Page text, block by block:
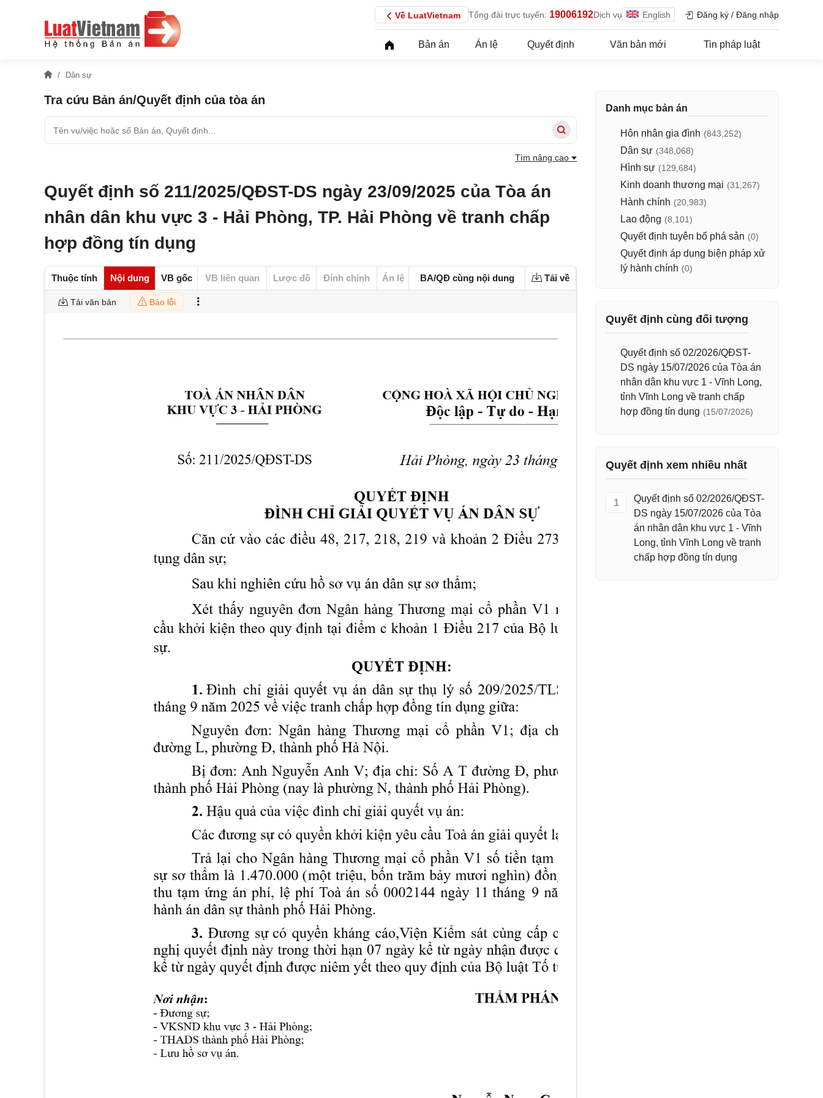
Về LuatVietnam Tổng đài trực tuyến: 19006192Dịch vụ English Đăng ký / Đăng nhập
Bản án Án lệ Quyết định Văn bản mới Tin pháp luật
Dân sự
Tra cứu Bản án/Quyết định của tòa án
Tìm nâng cao
Quyết định số 211/2025/QĐST-DS ngày 23/09/2025 của Tòa án
nhân dân khu vực 3 - Hải Phòng, TP. Hải Phòng về tranh chấp
hợp đồng tín dụng
Thuộc tính Nội dung VB gốc VB liên quan Lược đồ Đính chính Án lệ BA/QĐ cùng nội dung Tải về
Tải văn bản Báo lỗi
Danh mục bản án
Hôn nhân gia đình (843,252)
Dân sự (348,068)
Hình sự (129,684)
Kinh doanh thương mại (31,267)
Hành chính (20,983)
Lao động (8,101)
Quyết định tuyên bố phá sản (0)
Quyết định áp dụng biện pháp xử
lý hành chính (0)
Quyết định cùng đối tượng
Quyết định số 02/2026/QĐST-
DS ngày 15/07/2026 của Tòa án
nhân dân khu vực 1 - Vĩnh Long,
tỉnh Vĩnh Long về tranh chấp
hợp đồng tín dụng (15/07/2026)
Quyết định xem nhiều nhất
1
Quyết định số 02/2026/QĐST-
DS ngày 15/07/2026 của Tòa
án nhân dân khu vực 1 - Vĩnh
Long, tỉnh Vĩnh Long về tranh
chấp hợp đồng tín dụng